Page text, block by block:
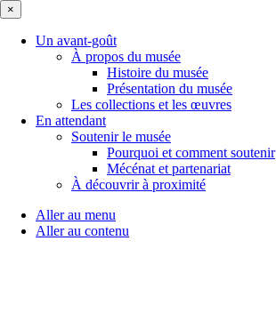
×
Un avant-goût
À propos du musée
Histoire du musée
Présentation du musée
Les collections et les œuvres
En attendant
Soutenir le musée
Pourquoi et comment soutenir
Mécénat et partenariat
À découvrir à proximité
Aller au menu
Aller au contenu